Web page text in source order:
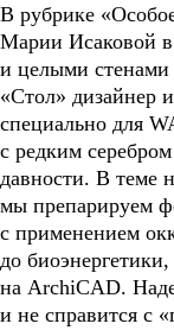
В рубрике
Марии Исаковой
и целыми стенами
«Стол» дизайнер
специально для
с редким
давности. В теме
мы препарируем
с применением
до
на ArchiCAD.
и не справится с